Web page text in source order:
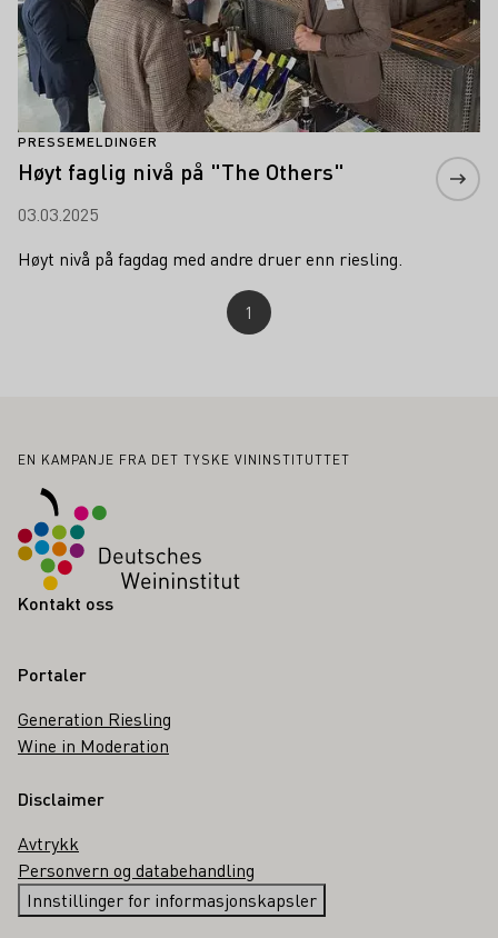
PRESSEMELDINGER
Høyt faglig nivå på "The Others"
03.03.2025
Høyt nivå på fagdag med andre druer enn riesling.
1
Bunntekst
EN KAMPANJE FRA DET TYSKE VININSTITUTTET
Kontakt oss
Portaler
Generation Riesling
Wine in Moderation
Disclaimer
Avtrykk
Personvern og databehandling
Innstillinger for informasjonskapsler